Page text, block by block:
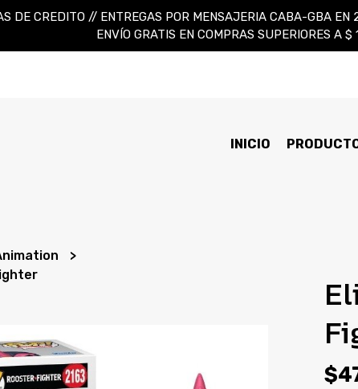
DE CREDITO // ENTREGAS POR MENSAJERIA CABA-GBA
ENVÍO GRATIS EN COMPRAS SUPERIORES A $
INICIO